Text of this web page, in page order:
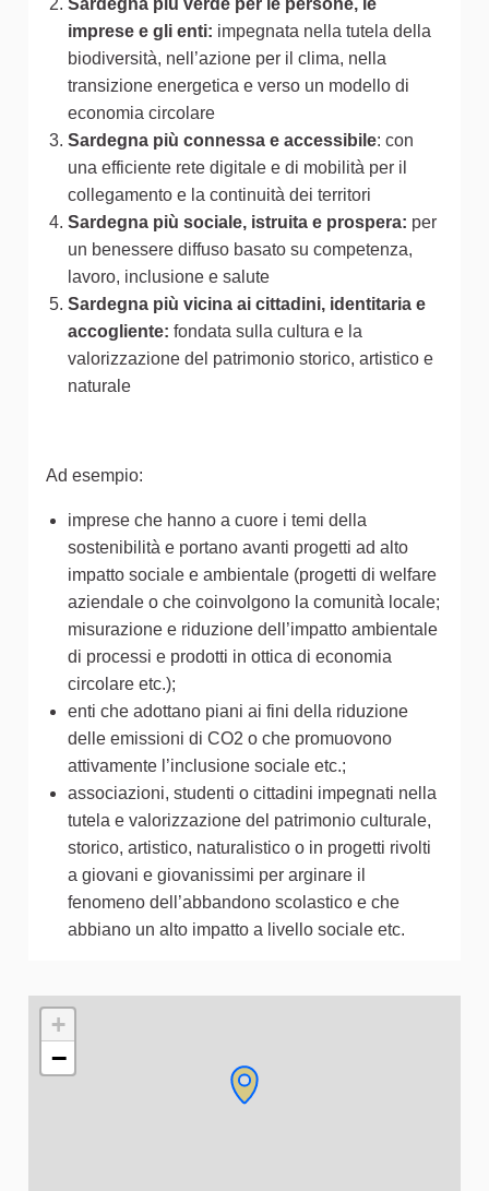
imprese e gli enti: impegnata nella tutela della
biodiversità, nell’azione per il clima, nella
transizione energetica e verso un modello di
economia circolare
Sardegna più connessa e accessibile: con
una efficiente rete digitale e di mobilità per il
collegamento e la continuità dei territori
Sardegna più sociale, istruita e prospera: per
un benessere diffuso basato su competenza,
lavoro, inclusione e salute
Sardegna più vicina ai cittadini, identitaria e
accogliente: fondata sulla cultura e la
valorizzazione del patrimonio storico, artistico e
naturale
Ad esempio:
imprese che hanno a cuore i temi della
sostenibilità e portano avanti progetti ad alto
impatto sociale e ambientale (progetti di welfare
aziendale o che coinvolgono la comunità locale;
misurazione e riduzione dell’impatto ambientale
di processi e prodotti in ottica di economia
circolare etc.);
enti che adottano piani ai fini della riduzione
delle emissioni di CO2 o che promuovono
attivamente l’inclusione sociale etc.;
associazioni, studenti o cittadini impegnati nella
tutela e valorizzazione del patrimonio culturale,
storico, artistico, naturalistico o in progetti rivolti
a giovani e giovanissimi per arginare il
fenomeno dell’abbandono scolastico e che
abbiano un alto impatto a livello sociale etc.
L'elemento seguente è una mappa che presenta gli
+
−